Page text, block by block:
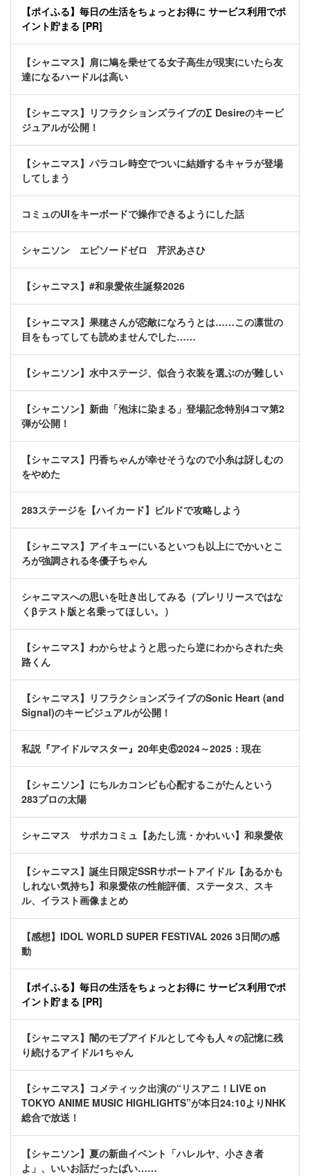
【ポイふる】毎日の生活をちょっとお得に サービス利用でポ
イント貯まる [PR]
【シャニマス】肩に鳩を乗せてる女子高生が現実にいたら友
達になるハードルは高い
【シャニマス】リフラクションズライブの∑ Desireのキービ
ジュアルが公開！
【シャニマス】パラコレ時空でついに結婚するキャラが登場
してしまう
コミュのUIをキーボードで操作できるようにした話
シャニソン エピソードゼロ 芹沢あさひ
【シャニマス】#和泉愛依生誕祭2026
【シャニマス】果穂さんが恋敵になろうとは……この凛世の
目をもってしても読めませんでした……
【シャニソン】水中ステージ、似合う衣装を選ぶのが難しい
【シャニソン】新曲「泡沫に染まる」登場記念特別4コマ第2
弾が公開！
【シャニマス】円香ちゃんが幸せそうなので小糸は訝しむの
をやめた
283ステージを【ハイカード】ビルドで攻略しよう
【シャニマス】アイキューにいるといつも以上にでかいとこ
ろが強調される冬優子ちゃん
シャニマスへの思いを吐き出してみる（プレリリースではな
くβテスト版と名乗ってほしい。）
【シャニマス】わからせようと思ったら逆にわからされた央
路くん
【シャニマス】リフラクションズライブのSonic Heart (and
Signal)のキービジュアルが公開！
私説『アイドルマスター』20年史⑥2024～2025：現在
【シャニソン】にちルカコンビも心配するこがたんという
283プロの太陽
シャニマス サポカコミュ【あたし流・かわいい】和泉愛依
【シャニマス】誕生日限定SSRサポートアイドル【あるかも
しれない気持ち】和泉愛依の性能評価、ステータス、スキ
ル、イラスト画像まとめ
【感想】IDOL WORLD SUPER FESTIVAL 2026 3日間の感
動
【ポイふる】毎日の生活をちょっとお得に サービス利用でポ
イント貯まる [PR]
【シャニマス】闇のモブアイドルとして今も人々の記憶に残
り続けるアイドル1ちゃん
【シャニマス】コメティック出演の“リスアニ！LIVE on
TOKYO ANIME MUSIC HIGHLIGHTS”が本日24:10よりNHK
総合で放送！
【シャニソン】夏の新曲イベント「ハレルヤ、小さき者
よ」、いいお話だったばい……